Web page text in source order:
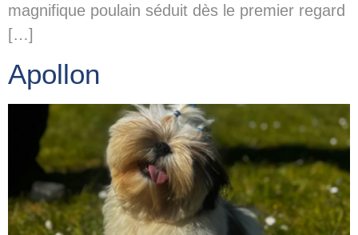
magnifique poulain séduit dès le premier regard
[…]
Apollon